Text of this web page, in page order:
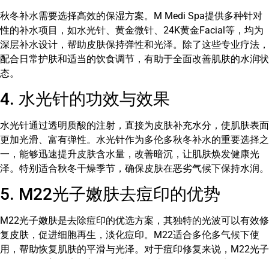
秋冬补水需要选择高效的保湿方案。M Medi Spa提供多种针对
性的补水项目，如水光针、黄金微针、24K黄金Facial等，均为
深层补水设计，帮助皮肤保持弹性和光泽。除了这些专业疗法，
配合日常护肤和适当的饮食调节，有助于全面改善肌肤的水润状
态。
4. 水光针的功效与效果
水光针通过透明质酸的注射，直接为皮肤补充水分，使肌肤表面
更加光滑、富有弹性。水光针作为多伦多秋冬补水的重要选择之
一，能够迅速提升皮肤含水量，改善暗沉，让肌肤焕发健康光
泽。特别适合秋冬干燥季节，确保皮肤在恶劣气候下保持水润。
5. M22光子嫩肤去痘印的优势
M22光子嫩肤是去除痘印的优选方案，其独特的光波可以有效修
复皮肤，促进细胞再生，淡化痘印。M22适合多伦多气候下使
用，帮助恢复肌肤的平滑与光泽。对于痘印修复来说，M22光子